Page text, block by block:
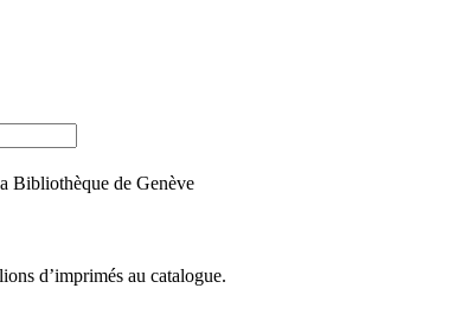
Bibliothèque de Genève
d’imprimés au catalogue.